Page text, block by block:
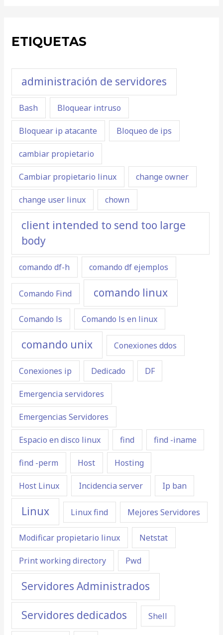
ETIQUETAS
administración de servidores
Bash Bloquear intruso
Bloquear ip atacante Bloqueo de ips
cambiar propietario
Cambiar propietario linux change owner
change user linux chown
client intended to send too large
body
comando df-h comando df ejemplos
Comando Find comando linux
Comando ls Comando ls en linux
comando unix Conexiones ddos
Conexiones ip Dedicado DF
Emergencia servidores
Emergencias Servidores
Espacio en disco linux find find -iname
find -perm Host Hosting
Host Linux Incidencia server Ip ban
Linux Linux find Mejores Servidores
Modificar propietario linux Netstat
Print working directory Pwd
Servidores Administrados
Servidores dedicados Shell